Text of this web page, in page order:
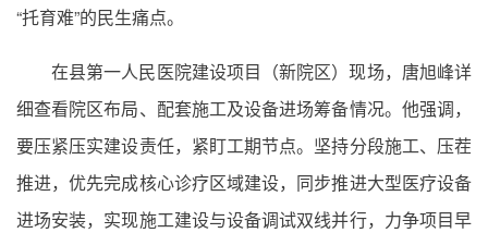
“托育难”的民生痛点。
在县第一人民医院建设项目（新院区）现场，唐旭峰详
细查看院区布局、配套施工及设备进场筹备情况。他强调，
要压紧压实建设责任，紧盯工期节点。坚持分段施工、压茬
推进，优先完成核心诊疗区域建设，同步推进大型医疗设备
进场安装，实现施工建设与设备调试双线并行，力争项目早